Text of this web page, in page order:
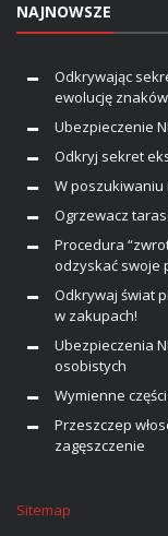
NAJNOWSZE
Odkrywając
ewolucję
Ubezpieczenie
Odkryj sekret
W
Ogrzewacz
Procedura
odzyskać swoje
Odkrywaj świat
w zakupach!
Ubezpieczenia
osobistych
Wymienne
Przeszczep
zagęszczenie
Sitemap